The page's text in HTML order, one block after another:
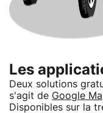
Les
Deux solutions
s'agit de Google
Disponibles sur la